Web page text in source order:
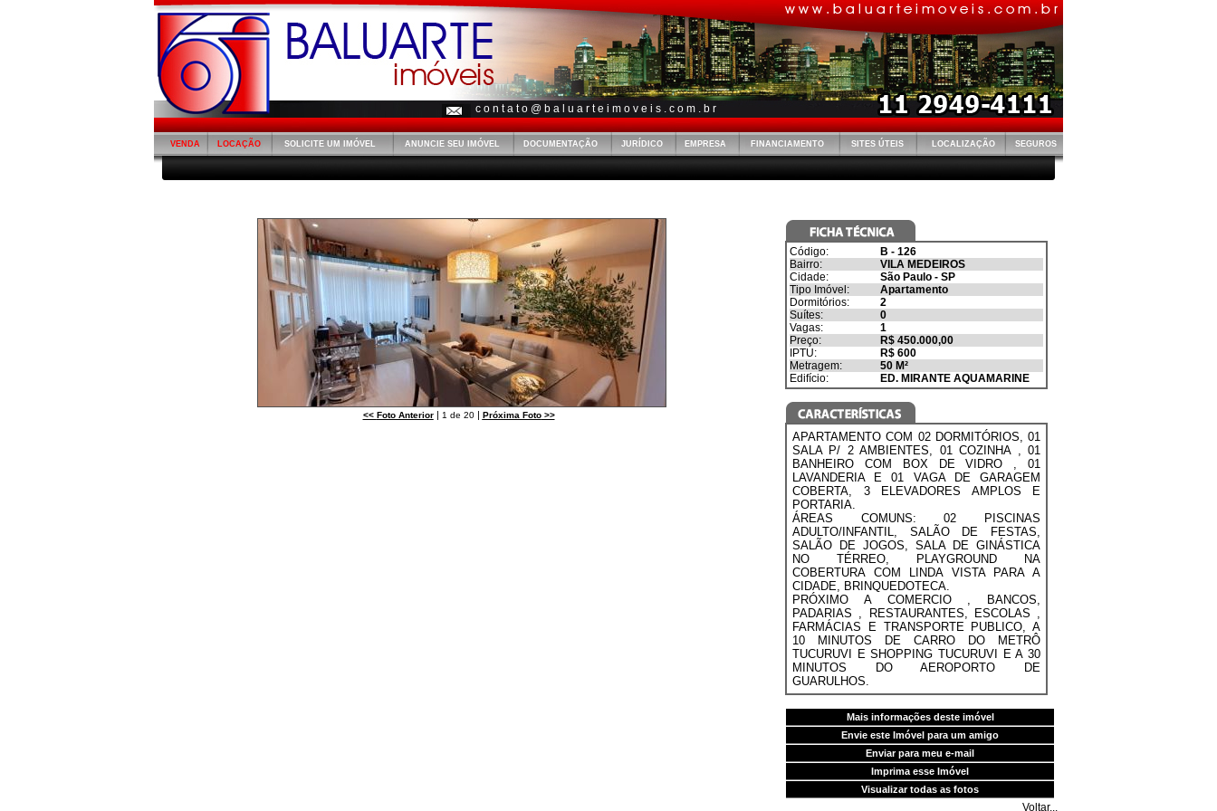
c o n t a t o @ b a l u a r t e i m o v e i s . c o m . b r
VENDA LOCAÇÃO SOLICITE UM IMÓVEL ANUNCIE SEU IMÓVEL DOCUMENTAÇÃO JURÍDICO EMPRESA FINANCIAMENTO SITES ÚTEIS LOCALIZAÇÃO SEGUROS
<< Foto Anterior| 1 de 20| Próxima Foto>>
Código:
B - 126
Bairro:
VILA MEDEIROS
Cidade:
São Paulo - SP
Tipo Imóvel:
Apartamento
Dormitórios:
2
Suítes:
0
Vagas:
1
Preço:
R$ 450.000,00
IPTU:
R$ 600
Metragem:
50 M²
Edifício:
ED. MIRANTE AQUAMARINE
APARTAMENTO COM 02 DORMITÓRIOS, 01
SALA P/ 2 AMBIENTES, 01 COZINHA , 01
BANHEIRO COM BOX DE VIDRO , 01
LAVANDERIA E 01 VAGA DE GARAGEM
COBERTA, 3 ELEVADORES AMPLOS E
PORTARIA.
ÁREAS COMUNS: 02 PISCINAS
ADULTO/INFANTIL, SALÃO DE FESTAS,
SALÃO DE JOGOS, SALA DE GINÁSTICA
NO TÉRREO, PLAYGROUND NA
COBERTURA COM LINDA VISTA PARA A
CIDADE, BRINQUEDOTECA.
PRÓXIMO A COMERCIO , BANCOS,
PADARIAS , RESTAURANTES, ESCOLAS ,
FARMÁCIAS E TRANSPORTE PUBLICO, A
10 MINUTOS DE CARRO DO METRÔ
TUCURUVI E SHOPPING TUCURUVI E A 30
MINUTOS DO AEROPORTO DE
GUARULHOS.
Mais informações deste imóvel
Envie este Imóvel para um amigo
Enviar para meu e-mail
Imprima esse Imóvel
Visualizar todas as fotos
Voltar...